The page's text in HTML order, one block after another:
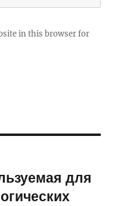
in this browser for
для